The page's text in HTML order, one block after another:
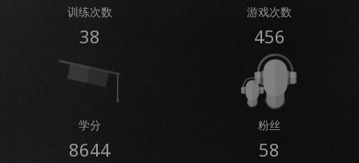
训练次数
38
游戏次数
456
学分
8644
粉丝
58